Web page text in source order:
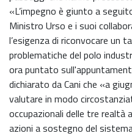
«L’impegno è giunto a
Ministro Urso e i suoi
l’esigenza di riconvocare un
problematiche del polo
ora puntato
dichiarato da Cani che «a
valutare in modo
occupazionali delle tre realtà
azioni a sostegno del